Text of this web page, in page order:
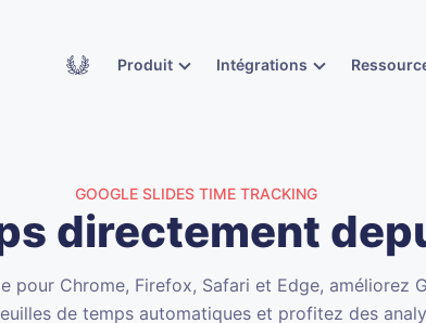
AcademyProduit Intégrations
GOOGLE SLIDES TIME TRACKING
directement
pour Chrome, Firefox, Safari et Edge, améliorez
de temps automatiques et profitez des